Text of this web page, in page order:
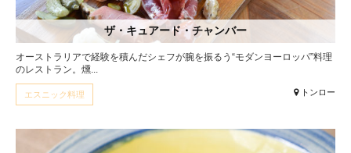
ザ・キュアード・チャンバー
オーストラリアで経験を積んだシェフが腕を振るう“モダンヨーロッパ”料理
のレストラン。燻...
トンロー
エスニック料理